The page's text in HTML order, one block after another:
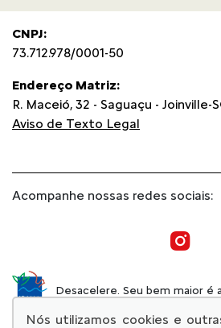
CNPJ:
73.712.978/0001-50
Endereço Matriz:
R. Maceió, 32 - Saguaçu - Joinville-
Aviso de Texto Legal
Acompanhe nossas redes sociais:
Desacelere. Seu bem maior é
Nós utilizamos cookies e